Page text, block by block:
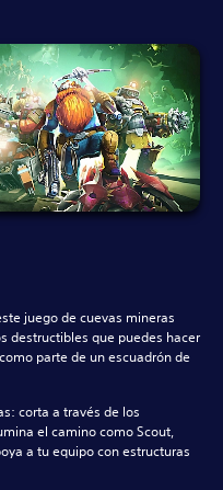
juego de cuevas mineras
destructibles que puedes hacer
parte de un escuadrón de
corta a través de los
el camino como Scout,
a tu equipo con estructuras